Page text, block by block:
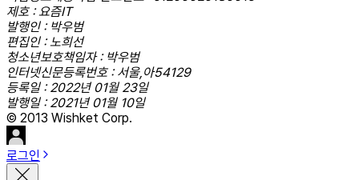
제호 : 요즘IT
발행인 : 박우범
편집인 : 노희선
청소년보호책임자 : 박우범
인터넷신문등록번호 : 서울,아54129
등록일 : 2022년 01월 23일
발행일 : 2021년 01월 10일
© 2013 Wishket Corp.
로그인